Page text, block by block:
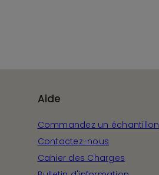
Aide
Commandez un échantillon
Contactez-nous
Cahier des Charges